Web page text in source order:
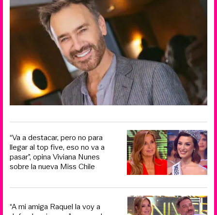
“Va a destacar, pero no para
llegar al top five, eso no va a
pasar”, opina Viviana Nunes
sobre la nueva Miss Chile
“A mi amiga Raquel la voy a